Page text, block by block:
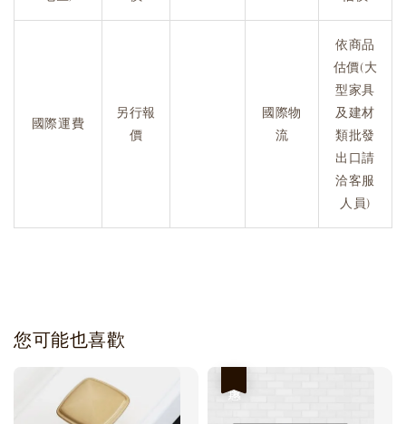
國際運費
另行報
價
國際物
流
依商品
估價(大
型家具
及建材
類批發
出口請
洽客服
人員)
您可能也喜歡